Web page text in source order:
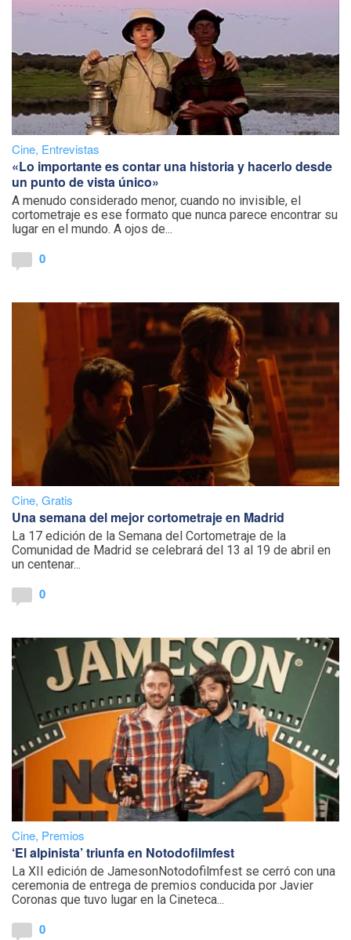
Cine, Entrevistas
«Lo importante es contar una historia y hacerlo desde
un punto de vista único»
A menudo considerado menor, cuando no invisible, el
cortometraje es ese formato que nunca parece encontrar su
lugar en el mundo. A ojos de...
0
Cine, Gratis
Una semana del mejor cortometraje en Madrid
La 17 edición de la Semana del Cortometraje de la
Comunidad de Madrid se celebrará del 13 al 19 de abril en
un centenar...
0
Cine, Premios
‘El alpinista’ triunfa en Notodofilmfest
La XII edición de JamesonNotodofilmfest se cerró con una
ceremonia de entrega de premios conducida por Javier
Coronas que tuvo lugar en la Cineteca...
0